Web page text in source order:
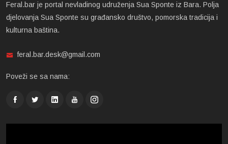
Feral.bar je portal nevladinog udruženja Sua Sponte iz Bara. Polja
djelovanja Sua Sponte su građansko društvo, pomorska tradicija i
kulturna baština.
feral.bar.desk@gmail.com
Poveži se sa nama: